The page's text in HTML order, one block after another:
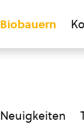
Biobauern
Neuigkeiten